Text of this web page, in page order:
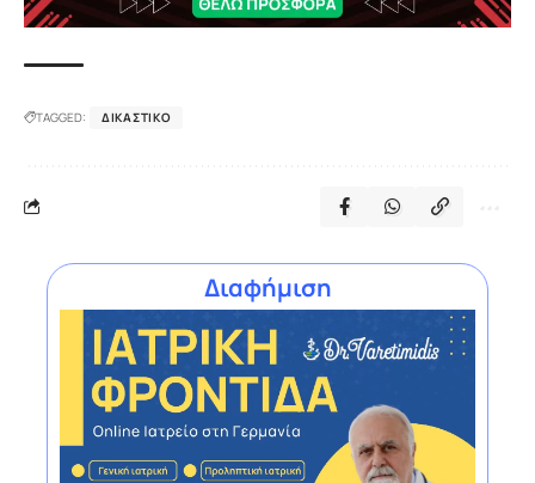
TAGGED: ΔΙΚΑΣΤΙΚΌ
Διαφήμιση